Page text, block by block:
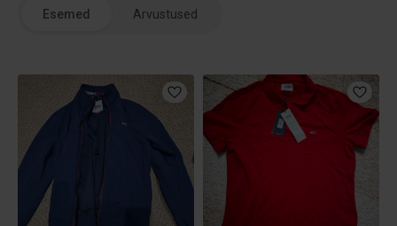
Esemed Arvustused